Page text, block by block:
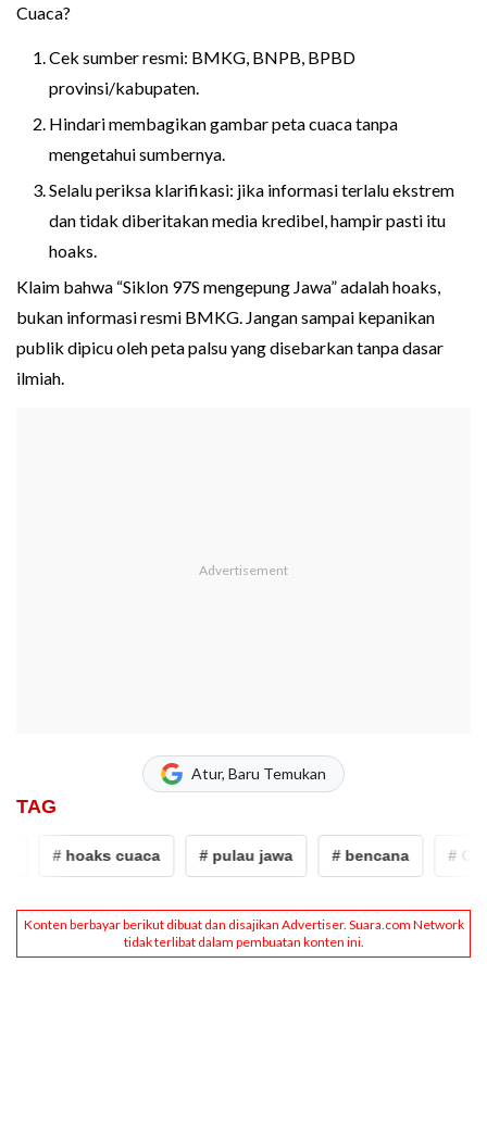
Cuaca?
Cek sumber resmi: BMKG, BNPB, BPBD
provinsi/kabupaten.
Hindari membagikan gambar peta cuaca tanpa
mengetahui sumbernya.
Selalu periksa klarifikasi: jika informasi terlalu ekstrem
dan tidak diberitakan media kredibel, hampir pasti itu
hoaks.
Klaim bahwa “Siklon 97S mengepung Jawa” adalah hoaks,
bukan informasi resmi BMKG. Jangan sampai kepanikan
publik dipicu oleh peta palsu yang disebarkan tanpa dasar
ilmiah.
Atur, Baru Temukan
TAG
# hoaks cuaca # pulau jawa # bencana # CEK